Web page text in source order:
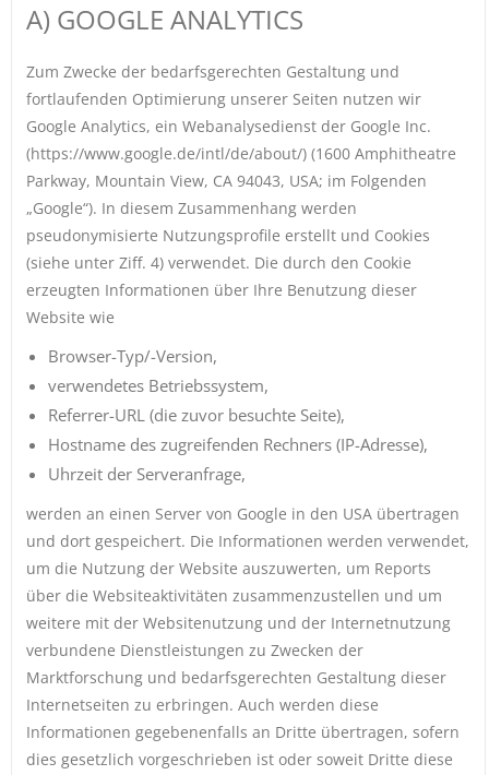
A) GOOGLE ANALYTICS
Zum Zwecke der bedarfsgerechten Gestaltung und
fortlaufenden Optimierung unserer Seiten nutzen wir
Google Analytics, ein Webanalysedienst der Google Inc.
(https://www.google.de/intl/de/about/) (1600 Amphitheatre
Parkway, Mountain View, CA 94043, USA; im Folgenden
„Google“). In diesem Zusammenhang werden
pseudonymisierte Nutzungsprofile erstellt und Cookies
(siehe unter Ziff. 4) verwendet. Die durch den Cookie
erzeugten Informationen über Ihre Benutzung dieser
Website wie
Browser-Typ/-Version,
verwendetes Betriebssystem,
Referrer-URL (die zuvor besuchte Seite),
Hostname des zugreifenden Rechners (IP-Adresse),
Uhrzeit der Serveranfrage,
werden an einen Server von Google in den USA übertragen
und dort gespeichert. Die Informationen werden verwendet,
um die Nutzung der Website auszuwerten, um Reports
über die Websiteaktivitäten zusammenzustellen und um
weitere mit der Websitenutzung und der Internetnutzung
verbundene Dienstleistungen zu Zwecken der
Marktforschung und bedarfsgerechten Gestaltung dieser
Internetseiten zu erbringen. Auch werden diese
Informationen gegebenenfalls an Dritte übertragen, sofern
dies gesetzlich vorgeschrieben ist oder soweit Dritte diese